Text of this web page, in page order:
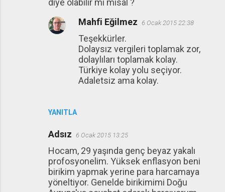
diye olabilir mi misal ?
YANITLA
Mahfi Eğilmez 6 Ocak 2015 22:38
Teşekkürler.
Dolaysız vergileri toplamak zor,
dolaylıları toplamak kolay.
Türkiye kolay yolu seçiyor.
Adaletsiz ama kolay.
Adsız 6 Ocak 2015 13:25
Hocam, 29 yaşında genç beyaz yakalı
profosyonelim. Yüksek enflasyon beni
birikim yapmak yerine para harcamaya
yöneltiyor. Genelde birikimimi Doğu